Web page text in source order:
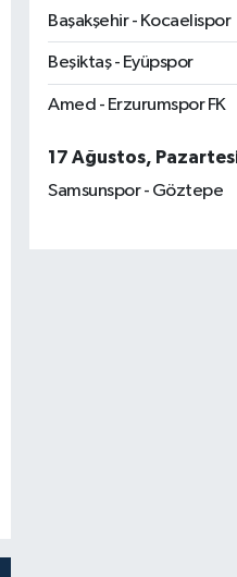
Başakşehir - Kocaelispor
Beşiktaş - Eyüpspor
Amed - Erzurumspor FK
17 Ağustos,
Samsunspor - Göztepe